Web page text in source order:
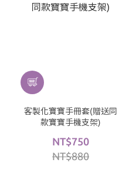
客製化寶寶手冊套(贈送同
款寶寶手機支架)
NT$750
NT$880